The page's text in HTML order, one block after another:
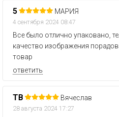
5 МАРИЯ
4 сентября 2024 08:47
Все было отлично упаковано,
качество изображения
товар
ответить
ТВ Вячеслав
28 августа 2024 17:27